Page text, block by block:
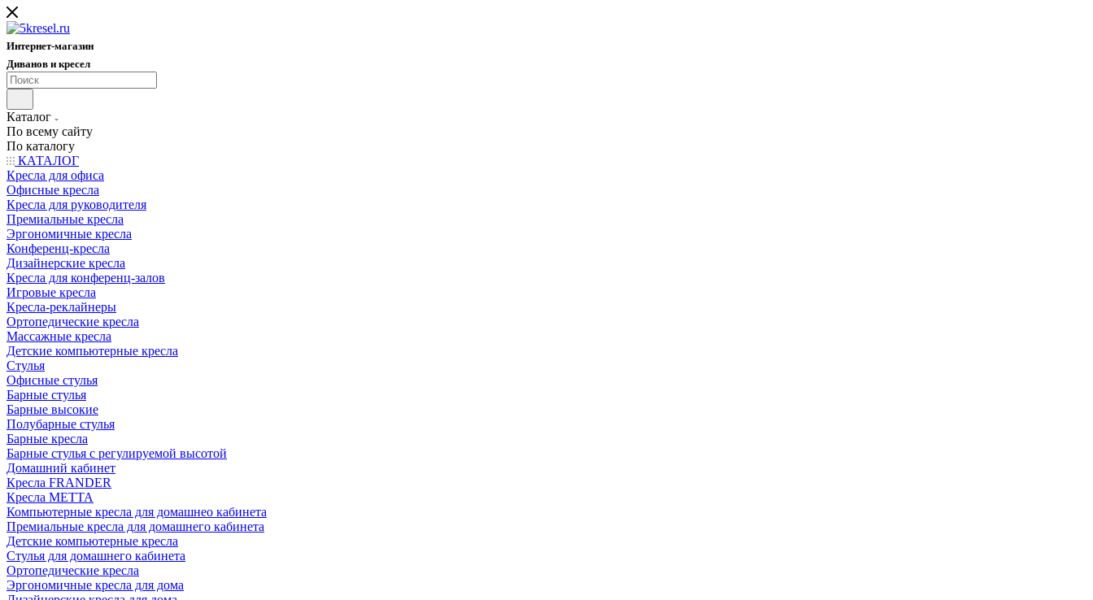
Интернет-магазин
Диванов и кресел
Каталог
По всему сайту
По каталогу
КАТАЛОГ
Кресла для офиса
Офисные кресла
Кресла для руководителя
Премиальные кресла
Эргономичные кресла
Конференц-кресла
Дизайнерские кресла
Кресла для конференц-залов
Игровые кресла
Кресла-реклайнеры
Ортопедические кресла
Массажные кресла
Детские компьютерные кресла
Стулья
Офисные стулья
Барные стулья
Барные высокие
Полубарные стулья
Барные кресла
Барные стулья с регулируемой высотой
Домашний кабинет
Кресла FRANDER
Кресла METTA
Компьютерные кресла для домашнео кабинета
Премиальные кресла для домашнего кабинета
Детские компьютерные кресла
Стулья для домашнего кабинета
Ортопедические кресла
Эргономичные кресла для дома